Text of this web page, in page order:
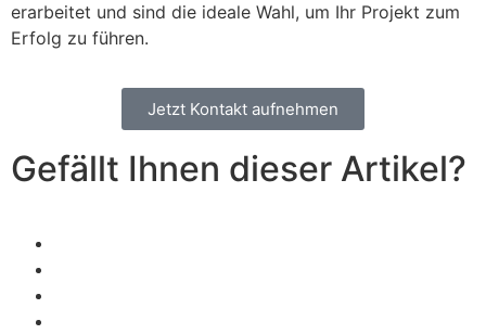
erarbeitet und sind die ideale Wahl, um Ihr Projekt zum
Erfolg zu führen.
Jetzt Kontakt aufnehmen
Gefällt Ihnen dieser Artikel?